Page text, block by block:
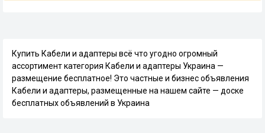
Купить Кабели и адаптеры всё что угодно огромный
ассортимент категория Кабели и адаптеры Украина —
размещение бесплатное! Это частные и бизнес объявления
Кабели и адаптеры, размещенные на нашем сайте — доске
бесплатных объявлений в Украина